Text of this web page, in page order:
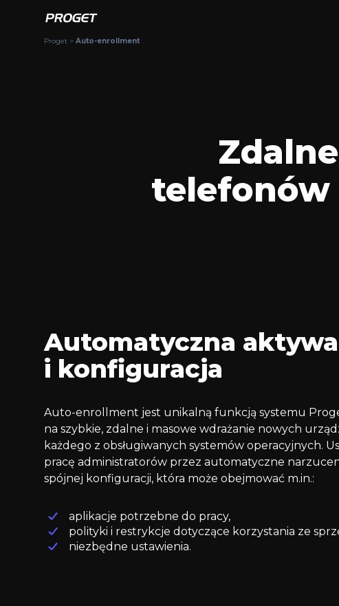
Proget > Auto-enrollment
telefonów
Automatyczna
i konfiguracja
Auto-enrollment jest unikalną funkcją systemu
na szybkie, zdalne i masowe wdrażanie nowych
każdego z obsługiwanych systemów operacyjnych.
pracę administratorów przez automatyczne
spójnej konfiguracji, która może obejmować m.in.:
aplikacje potrzebne do pracy,
polityki i restrykcje dotyczące korzystania ze
niezbędne ustawienia.